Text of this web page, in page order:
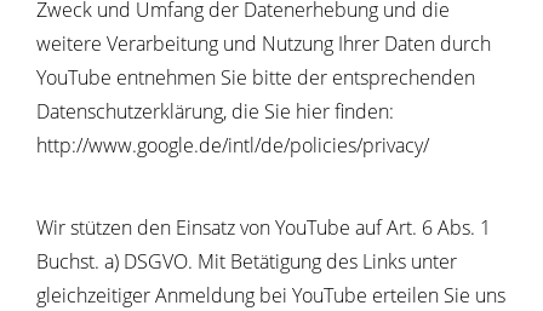
Zweck und Umfang der Datenerhebung und die
weitere Verarbeitung und Nutzung Ihrer Daten durch
YouTube entnehmen Sie bitte der entsprechenden
Datenschutzerklärung, die Sie hier finden:
http://www.google.de/intl/de/policies/privacy/
Wir stützen den Einsatz von YouTube auf Art. 6 Abs. 1
Buchst. a) DSGVO. Mit Betätigung des Links unter
gleichzeitiger Anmeldung bei YouTube erteilen Sie uns